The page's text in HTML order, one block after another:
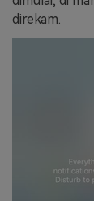
direkam.